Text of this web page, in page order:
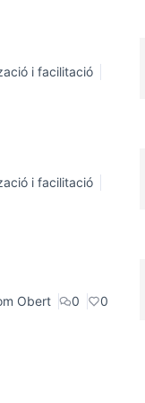
i facilitació
i facilitació
Obert 0 0